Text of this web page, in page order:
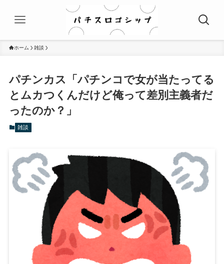
ホーム 雑談
パチンカス「パチンコで女が当たってる
とムカつくんだけど俺って差別主義者だ
ったのか？」
雑談